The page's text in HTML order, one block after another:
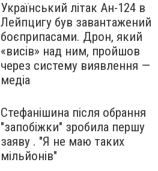
Український літак Ан-124 в
Лейпцигу був завантажений
боєприпасами. Дрон, який
«висів» над ним, пройшов
через систему виявлення —
медіа
Стефанішина після обрання
"запобіжки" зробила першу
заяву . "Я не маю таких
мільйонів"